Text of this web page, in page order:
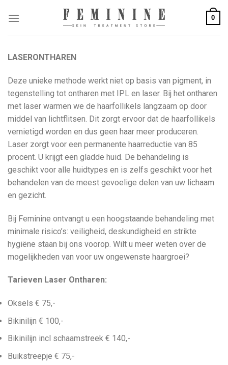
0
LASERONTHAREN
Deze unieke methode werkt niet op basis van pigment, in
tegenstelling tot ontharen met IPL en laser. Bij het ontharen
met laser warmen we de haarfollikels langzaam op door
middel van lichtflitsen. Dit zorgt ervoor dat de haarfollikels
vernietigd worden en dus geen haar meer produceren.
Laser zorgt voor een permanente haarreductie van 85
procent. U krijgt een gladde huid. De behandeling is
geschikt voor alle huidtypes en is zelfs geschikt voor het
behandelen van de meest gevoelige delen van uw lichaam
en gezicht.
Bij Feminine ontvangt u een hoogstaande behandeling met
minimale risico’s: veiligheid, deskundigheid en strikte
hygiëne staan bij ons voorop. Wilt u meer weten over de
mogelijkheden van voor uw ongewenste haargroei?
Tarieven Laser Ontharen:
Oksels € 75,-
Bikinilijn € 100,-
Bikinilijn incl schaamstreek € 140,-
Buikstreepje € 75,-